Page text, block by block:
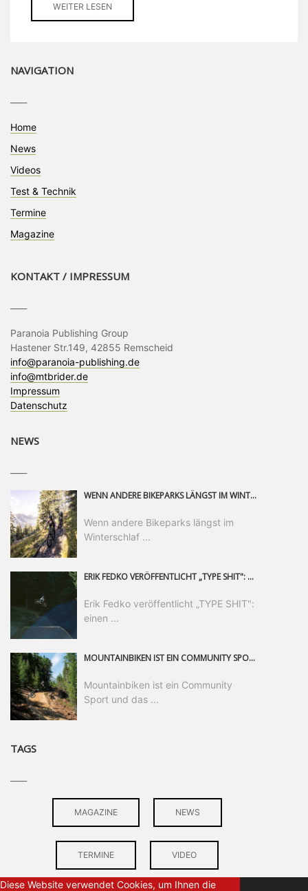
WEITER LESEN
NAVIGATION
Home
News
Videos
Test & Technik
Termine
Magazine
KONTAKT / IMPRESSUM
Paranoia Publishing Group
Hastener Str.149, 42855 Remscheid
info@paranoia-publishing.de
info@mtbrider.de
Impressum
Datenschutz
NEWS
WENN ANDERE BIKEPARKS LÄNGST IM WINTERSCHLAF SIND, IST MAN IN SAALFELDEN LEOGANG IMMER NOCH AM MOUNTAINBIKEN. IST DER HERBST DIE SCHÖNSTE ZEIT DES JAHRES? AUF DEN TRAILS RUND UM SAALFELDEN LEOGANG UND IM EPIC BIKEPARK LEOGANG IST ER DAS AUF JEDEN FALL – UND DIE GEFÜHLT DIE LÄNGSTE NOCH DAZU. NOCH BIS MINDESTENS 8. NOVEMBER STEHT DAS PINZGAUER MOUNTAINBIKE-PARADIES ALLEN RIDERN OFFEN, DIE EINFACH NICHT GENUG KRIEGEN KÖNNEN. DABEI HÄLT DIE GOLDENE JAHRESZEIT IN SAALFELDEN LEOGANG WEIT MEHR ALS LINES, TRAILS UND HERBSTPANORAMEN BEREIT: MIT DEM BIKE FESTIVAL, VERSCHIEDENEN LADIES SHRED EVENTS UND EINEM DIE GESAMTE SAISON ANDAUERNDEN PHOTO CONTEST ZUM 25-JÄHRIGEN BIKEPARK-JUBILÄUM GIBT ES RUND UM ÖSTERREICHS ÄLTESTEN BIKEPARK EINIGES ZU ERLEBEN.
Wenn andere Bikeparks längst im
Winterschlaf ...
ERIK FEDKO VERÖFFENTLICHT „TYPE SHIT": EINEN 23-MINÜTIGEN MOUNTAINBIKE-FILM, ÜBER DREI JAHRE RUND UM DIE WELT GEDREHT. ZEITGLEICH LAUNCHT ER DIE GLEICHNAMIGE KOLLEKTION SEINER BRAND TYPE. EIN SEGMENT DES FILMS ERSCHEINT SEPARAT AUF RED BULL BIKE.
Erik Fedko veröffentlicht „TYPE SHIT":
einen ...
MOUNTAINBIKEN IST EIN COMMUNITY SPORT UND DAS BEWEIST SICH IN DER BIKE REPUBLIC SÖLDEN GERADE EINDRUCKSVOLL AUF ALLEN LEVELN. FREERIDE PROFI, SHAPERIN UND FRISCH GEWÄHLTE SWATCH NINES MVP VERO SANDLER IST BEGEISTERT VON DER VIELFALT DER BIKE DESTINATION, DER NEUEN JUMPLINE UND PLÄDIERT FÜR MUT BEI (FRAUEN) COMMUNITIES. VERO UND IHR VERLOBTER SAM HODGES VERBRINGEN MEHRERE MONATE IN DER BIKE REPUBLIC UND LASSEN UNS DARAN TEILHABEN. UM COMMUNITY GEHT ES AUCH BEI DER PARTNERSCHAFT ZWISCHEN SÖLDEN UND DEM NEUEN RIDERS PARK DONOVALY IN DER SLOWAKEI: DER DORTIGE TOURISMUSDIREKTOR JIRI PEC IST ÜBERZEUGT: VON MEHR BIKEPARKS PROFITIERT DIE GANZE MTB-SZENE – UND MIT DOMINIK LINSER, GESCHÄFTSFÜHRER DER BRS, HAT ER DAMIT DEN PERFEKTEN PARTNER GEFUNDEN.
Mountainbiken ist ein Community
Sport und das ...
TAGS
MAGAZINE NEWS
TERMINE VIDEO
Diese Website verwendet Cookies, um Ihnen die